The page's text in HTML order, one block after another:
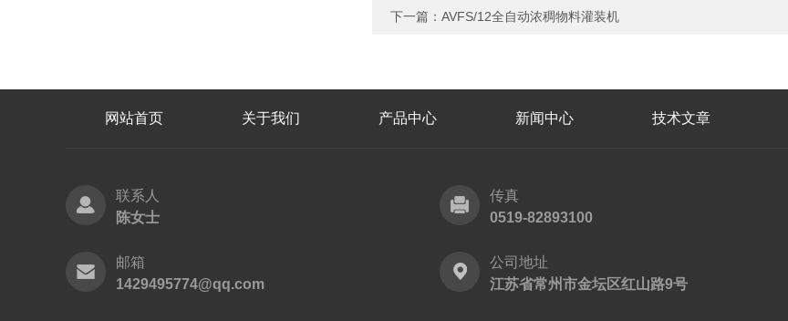
下一篇： AVFS/12全自动浓稠物料灌装机
网站首页 关于我们 产品中心 新闻中心 技术文章
联系人
陈女士
传真
0519-82893100
邮箱
1429495774@qq.com
公司地址
江苏省常州市金坛区红山路9号